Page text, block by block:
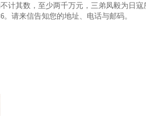
其数，至少两千万元，三弟凤毅为日寇
请来信告知您的地址、电话与邮码。